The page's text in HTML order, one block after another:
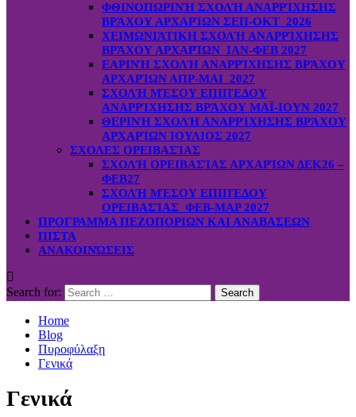
ΦΘΙΝΟΠΩΡΙΝΉ ΣΧΟΛΉ ΑΝΑΡΡΊΧΗΣΗΣ
ΒΡΆΧΟΥ ΑΡΧΑΡΊΩΝ ΣΕΠ-ΟΚΤ 2026
ΧΕΙΜΩΝΙΆΤΙΚΗ ΣΧΟΛΉ ΑΝΑΡΡΊΧΗΣΗΣ
ΒΡΆΧΟΥ ΑΡΧΑΡΊΩΝ ΙΑΝ-ΦΕΒ 2027
ΕΑΡΙΝΉ ΣΧΟΛΉ ΑΝΑΡΡΊΧΗΣΗΣ ΒΡΆΧΟΥ
ΑΡΧΑΡΊΩΝ ΑΠΡ-ΜΑΙ 2027
ΣΧΟΛΉ ΜΈΣΟΥ ΕΠΙΠΈΔΟΥ
ΑΝΑΡΡΊΧΗΣΗΣ ΒΡΆΧΟΥ ΜΑΪ-ΙΟΥΝ 2027
ΘΕΡΙΝΉ ΣΧΟΛΉ ΑΝΑΡΡΊΧΗΣΗΣ ΒΡΆΧΟΥ
ΑΡΧΑΡΊΩΝ ΙΟΥΛΙΟΣ 2027
ΣΧΟΛΕΣ ΟΡΕΙΒΑΣΊΑΣ
ΣΧΟΛΉ ΟΡΕΙΒΑΣΊΑΣ ΑΡΧΑΡΊΩΝ ΔΕΚ26 –
ΦΕΒ27
ΣΧΟΛΉ ΜΈΣΟΥ ΕΠΙΠΈΔΟΥ
ΟΡΕΙΒΑΣΊΑΣ ΦΕΒ-ΜΑΡ 2027
ΠΡΟΓΡΑΜΜΑ ΠΕΖΟΠΟΡΙΩΝ ΚΑΙ ΑΝΑΒΑΣΕΩΝ
ΠΙΣΤΑ
ΑΝΑΚΟΙΝΏΣΕΙΣ
Search for:
Home
Blog
Πυροφύλαξη
Γενικά
Γενικά